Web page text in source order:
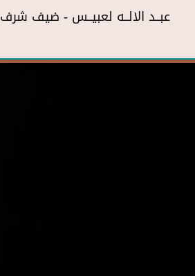
عبــد الالــه لعبيــس - ضيف شرف